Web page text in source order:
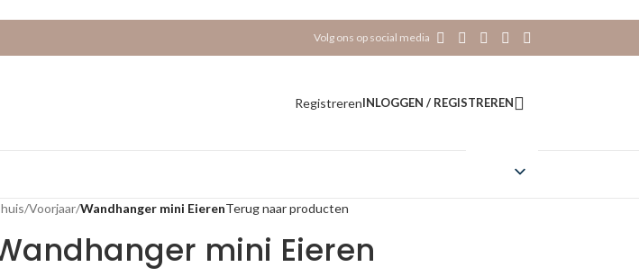
Volg ons op social media
RegistrerenINLOGGEN / REGISTREREN
/Voorjaar/Wandhanger mini EierenTerug naar producten
mini Eieren